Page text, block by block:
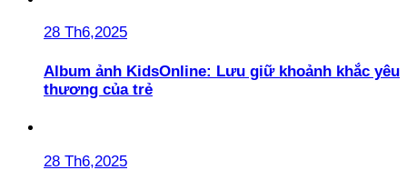
28 Th6,2025
Album ảnh KidsOnline: Lưu giữ khoảnh khắc yêu
thương của trẻ
28 Th6,2025